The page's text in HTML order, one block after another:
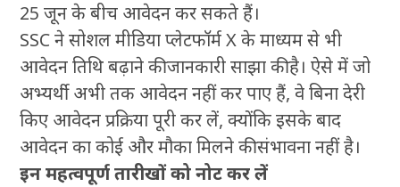
25 जून के बीच आवेदन कर सकते हैं।
SSC ने सोशल मीडिया प्लेटफॉर्म X के माध्यम से भी
आवेदन तिथि बढ़ाने की जानकारी साझा की है। ऐसे में जो
अभ्यर्थी अभी तक आवेदन नहीं कर पाए हैं, वे बिना देरी
किए आवेदन प्रक्रिया पूरी कर लें, क्योंकि इसके बाद
आवेदन का कोई और मौका मिलने की संभावना नहीं है।
इन महत्वपूर्ण तारीखों को नोट कर लें